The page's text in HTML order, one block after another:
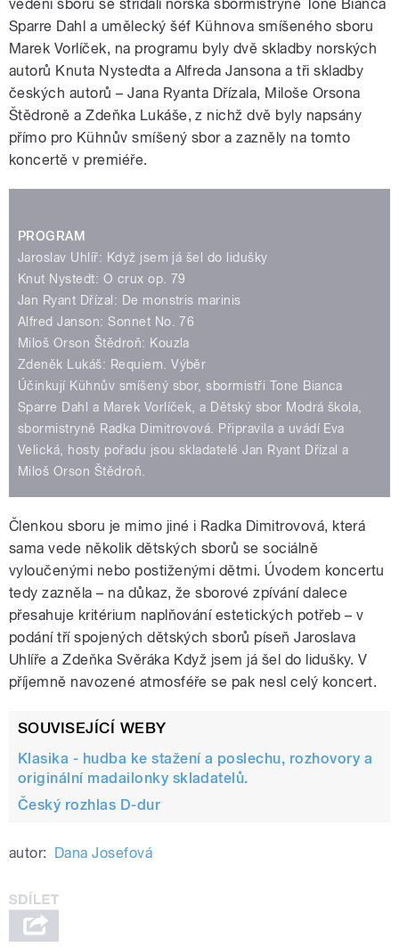
vedení sboru se střídali norská sbormistryně Tone Bianca
Sparre Dahl a umělecký šéf Kühnova smíšeného sboru
Marek Vorlíček, na programu byly dvě skladby norských
autorů Knuta Nystedta a Alfreda Jansona a tři skladby
českých autorů – Jana Ryanta Dřízala, Miloše Orsona
Štědroně a Zdeňka Lukáše, z nichž dvě byly napsány
přímo pro Kühnův smíšený sbor a zazněly na tomto
koncertě v premiéře.
PROGRAM
Jaroslav Uhlíř: Když jsem já šel do lidušky
Knut Nystedt: O crux op. 79
Jan Ryant Dřízal: De monstris marinis
Alfred Janson: Sonnet No. 76
Miloš Orson Štědroň: Kouzla
Zdeněk Lukáš: Requiem. Výběr
Účinkují Kühnův smíšený sbor, sbormistři Tone Bianca
Sparre Dahl a Marek Vorlíček, a Dětský sbor Modrá škola,
sbormistryně Radka Dimitrovová. Připravila a uvádí Eva
Velická, hosty pořadu jsou skladatelé Jan Ryant Dřízal a
Miloš Orson Štědroň.
Členkou sboru je mimo jiné i Radka Dimitrovová, která
sama vede několik dětských sborů se sociálně
vyloučenými nebo postiženými dětmi. Úvodem koncertu
tedy zazněla – na důkaz, že sborové zpívání dalece
přesahuje kritérium naplňování estetických potřeb – v
podání tří spojených dětských sborů píseň Jaroslava
Uhlíře a Zdeňka Svěráka Když jsem já šel do lidušky. V
příjemně navozené atmosféře se pak nesl celý koncert.
SOUVISEJÍCÍ WEBY
Klasika - hudba ke stažení a poslechu, rozhovory a
originální madailonky skladatelů.
Český rozhlas D-dur
autor: Dana Josefová